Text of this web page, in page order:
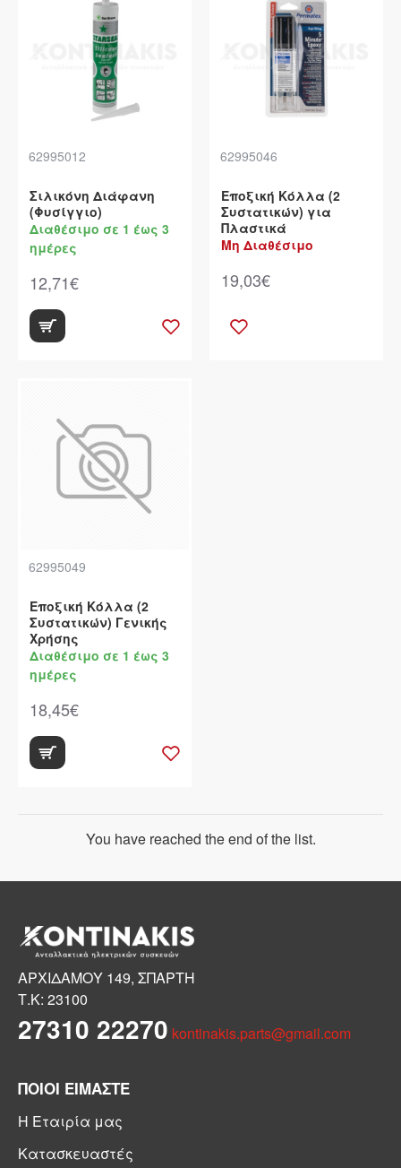
62995012
Σιλικόνη Διάφανη
(Φυσίγγιο)
Διαθέσιμο σε 1 έως 3
ημέρες
12,71€
62995046
Εποξική Κόλλα (2
Συστατικών) για
Πλαστικά
Μη Διαθέσιμο
19,03€
62995049
Εποξική Κόλλα (2
Συστατικών) Γενικής
Χρήσης
Διαθέσιμο σε 1 έως 3
ημέρες
18,45€
You have reached the end of the list.
ΑΡΧΙΔΑΜΟΥ 149, ΣΠΑΡΤΗ
Τ.Κ: 23100
27310 22270 kontinakis.parts@gmail.com
ΠΟΙΟΙ ΕΙΜΑΣΤΕ
Η Εταιρία μας
Κατασκευαστές